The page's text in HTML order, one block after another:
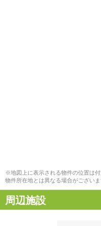
※地図上に表示される物件の位置は
物件所在地とは異なる場合がございま
周辺施設